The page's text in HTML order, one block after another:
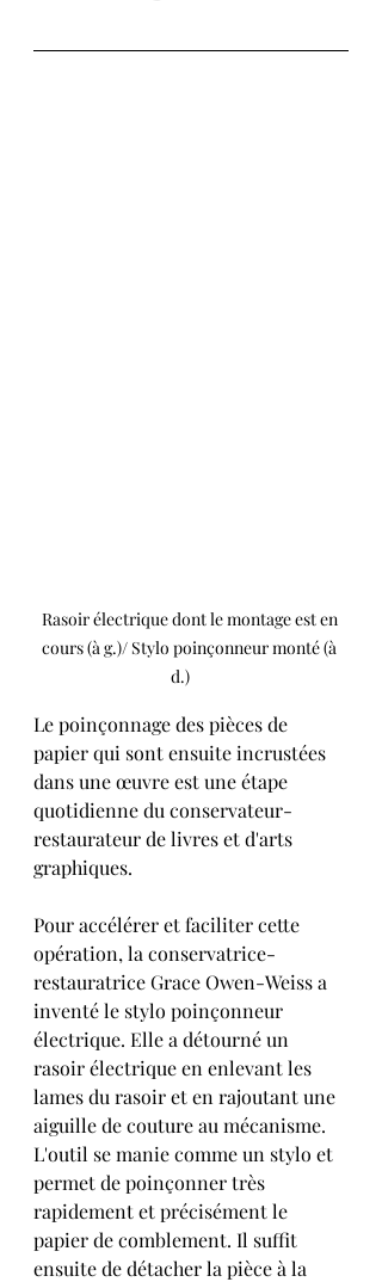
Rasoir électrique dont le montage est en
cours (à g.)/ Stylo poinçonneur monté (à
d.)
Le poinçonnage des pièces de
papier qui sont ensuite incrustées
dans une œuvre est une étape
quotidienne du conservateur-
restaurateur de livres et d'arts
graphiques.
Pour accélérer et faciliter cette
opération, la conservatrice-
restauratrice Grace Owen-Weiss a
inventé le stylo poinçonneur
électrique. Elle a détourné un
rasoir électrique en enlevant les
lames du rasoir et en rajoutant une
aiguille de couture au mécanisme.
L'outil se manie comme un stylo et
permet de poinçonner très
rapidement et précisément le
papier de comblement. Il suffit
ensuite de détacher la pièce à la